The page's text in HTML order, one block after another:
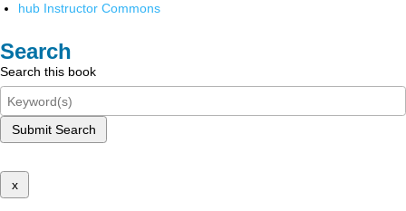
hub Instructor Commons
Search
Search this book
Submit Search
x